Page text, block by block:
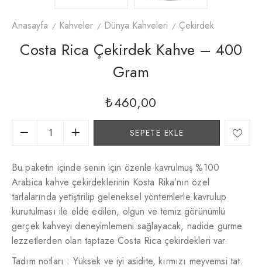
Anasayfa Kahveler Dünya Kahveleri Çekirdek
Costa Rica Çekirdek Kahve – 400
Gram
₺460,00
SEPETE EKLE
Bu paketin içinde senin için özenle kavrulmuş %100
Arabica kahve çekirdeklerinin Kosta Rika’nın özel
tarlalarında yetiştirilip geleneksel yöntemlerle kavrulup
kurutulması ile elde edilen, olgun ve temiz görünümlü
gerçek kahveyi deneyimlemeni sağlayacak, nadide gurme
lezzetlerden olan taptaze Costa Rica çekirdekleri var.
Tadım notları : Yüksek ve iyi asidite, kırmızı meyvemsi tat.